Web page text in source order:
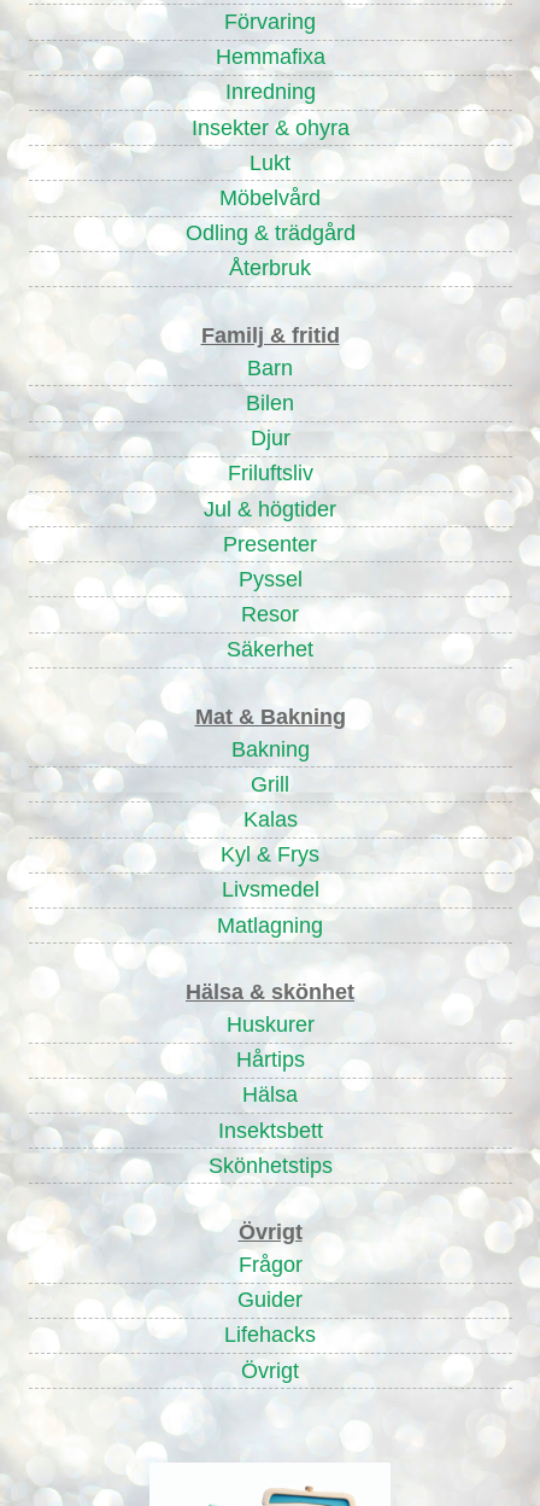
Förvaring
Hemmafixa
Inredning
Insekter & ohyra
Lukt
Möbelvård
Odling & trädgård
Återbruk
Familj & fritid
Barn
Bilen
Djur
Friluftsliv
Jul & högtider
Presenter
Pyssel
Resor
Säkerhet
Mat & Bakning
Bakning
Grill
Kalas
Kyl & Frys
Livsmedel
Matlagning
Hälsa & skönhet
Huskurer
Hårtips
Hälsa
Insektsbett
Skönhetstips
Övrigt
Frågor
Guider
Lifehacks
Övrigt